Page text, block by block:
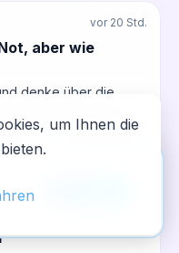
vor 20 Std.
aber wie
denke über die
man, wenn
—
um Ihnen die